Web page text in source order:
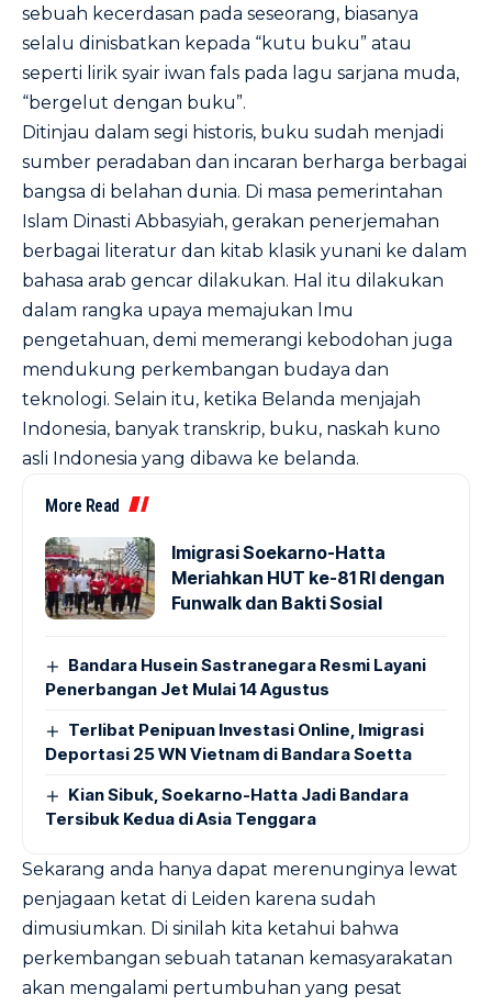
sebuah kecerdasan pada seseorang, biasanya
selalu dinisbatkan kepada “kutu buku” atau
seperti lirik syair iwan fals pada lagu sarjana muda,
“bergelut dengan buku”.
Ditinjau dalam segi historis, buku sudah menjadi
sumber peradaban dan incaran berharga berbagai
bangsa di belahan dunia. Di masa pemerintahan
Islam Dinasti Abbasyiah, gerakan penerjemahan
berbagai literatur dan kitab klasik yunani ke dalam
bahasa arab gencar dilakukan. Hal itu dilakukan
dalam rangka upaya memajukan lmu
pengetahuan, demi memerangi kebodohan juga
mendukung perkembangan budaya dan
teknologi. Selain itu, ketika Belanda menjajah
Indonesia, banyak transkrip, buku, naskah kuno
asli Indonesia yang dibawa ke belanda.
More Read
Imigrasi Soekarno-Hatta
Meriahkan HUT ke-81 RI dengan
Funwalk dan Bakti Sosial
Bandara Husein Sastranegara Resmi Layani
Penerbangan Jet Mulai 14 Agustus
Terlibat Penipuan Investasi Online, Imigrasi
Deportasi 25 WN Vietnam di Bandara Soetta
Kian Sibuk, Soekarno-Hatta Jadi Bandara
Tersibuk Kedua di Asia Tenggara
Sekarang anda hanya dapat merenunginya lewat
penjagaan ketat di Leiden karena sudah
dimusiumkan. Di sinilah kita ketahui bahwa
perkembangan sebuah tatanan kemasyarakatan
akan mengalami pertumbuhan yang pesat